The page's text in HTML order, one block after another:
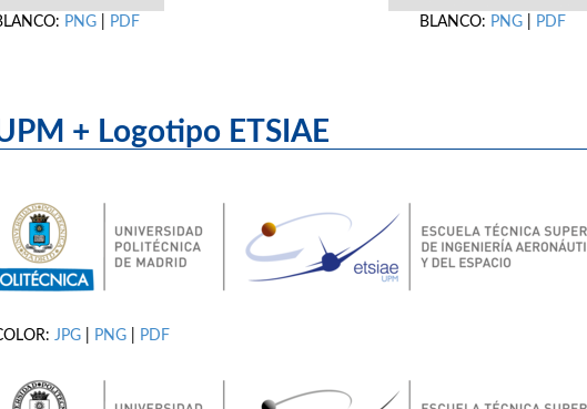
PNG PDF BLANCO: PNG PDF
+ Logotipo ETSIAE
JPG PNG PDF